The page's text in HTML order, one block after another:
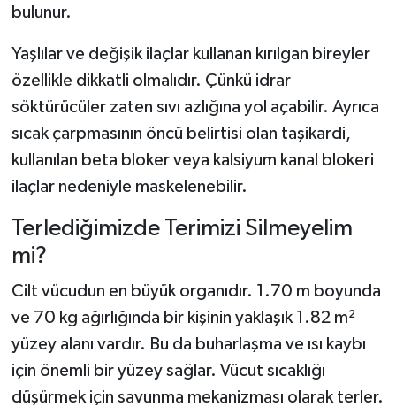
bulunur.
Yaşlılar ve değişik ilaçlar kullanan kırılgan bireyler
özellikle dikkatli olmalıdır. Çünkü idrar
söktürücüler zaten sıvı azlığına yol açabilir. Ayrıca
sıcak çarpmasının öncü belirtisi olan taşikardi,
kullanılan beta bloker veya kalsiyum kanal blokeri
ilaçlar nedeniyle maskelenebilir.
Terlediğimizde Terimizi Silmeyelim
mi?
Cilt vücudun en büyük organıdır. 1.70 m boyunda
ve 70 kg ağırlığında bir kişinin yaklaşık 1.82 m²
yüzey alanı vardır. Bu da buharlaşma ve ısı kaybı
için önemli bir yüzey sağlar. Vücut sıcaklığı
düşürmek için savunma mekanizması olarak terler.